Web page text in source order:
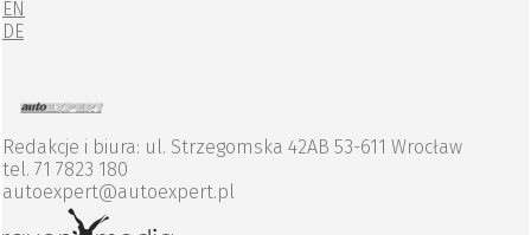
EN
DE
Redakcje i biura: ul. Strzegomska 42AB 53-611 Wrocław
tel. 71 7823 180
autoexpert@autoexpert.pl